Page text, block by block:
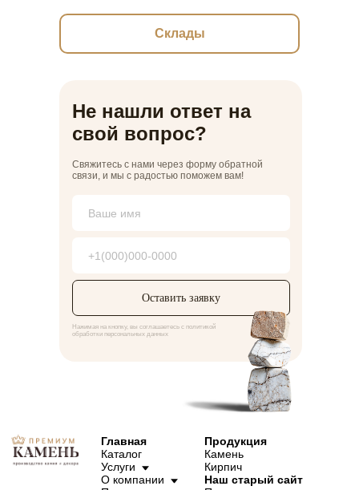
Склады
Не нашли ответ на
свой вопрос?
Нажимая на кнопку, вы соглашаетесь с политикой
обработки персональных данных
Свяжитесь с нами через форму обратной
связи, и мы с радостью поможем вам!
Оставить заявку
Дзержинского, 152
Мы в Instagram!
Заказать звонок